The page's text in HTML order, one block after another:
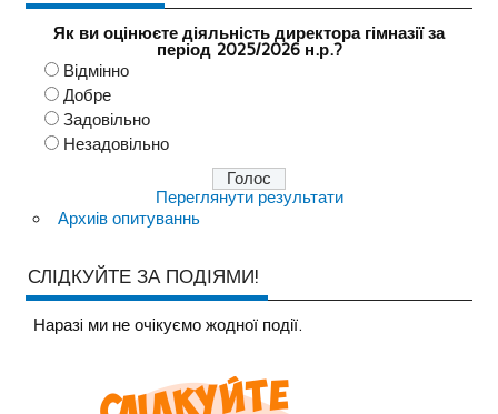
Як ви оцінюєте діяльність директора гімназії за
період 2025/2026 н.р.?
Відмінно
Добре
Задовільно
Незадовільно
Переглянути результати
Архиів опитуваннь
СЛІДКУЙТЕ ЗА ПОДІЯМИ!
Наразi ми не очiкуємо жодної події.